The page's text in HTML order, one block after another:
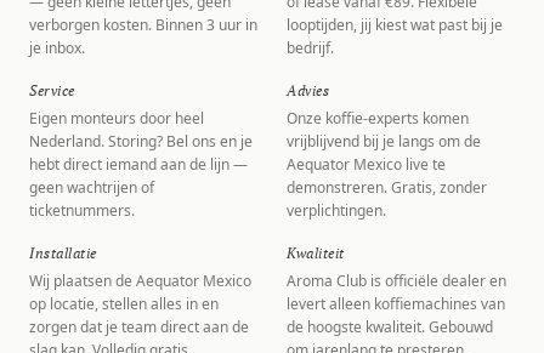
verborgen kosten. Binnen 3 uur in
je inbox.
looptijden, jij kiest wat past bij je
bedrijf.
Service
Eigen monteurs door heel
Nederland. Storing? Bel ons en je
hebt direct iemand aan de lijn —
geen wachtrijen of
ticketnummers.
Advies
Onze koffie-experts komen
vrijblijvend bij je langs om de
Aequator Mexico live te
demonstreren. Gratis, zonder
verplichtingen.
Installatie
Wij plaatsen de Aequator Mexico
op locatie, stellen alles in en
zorgen dat je team direct aan de
Kwaliteit
Aroma Club is officiële dealer en
levert alleen koffiemachines van
de hoogste kwaliteit. Gebouwd